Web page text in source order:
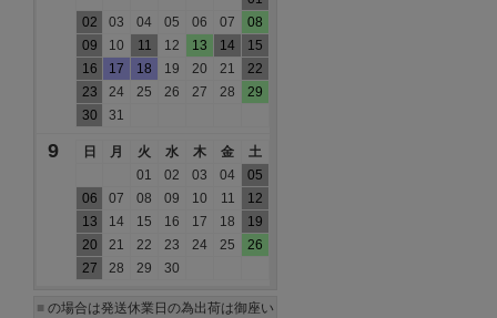
02
03 04 05 06 07
08
09
10 11 12 13 14
15
16
17 18 19 20 21
22
23
24 25 26 27 28
29
30
31
9 日 月 火 水 木 金
土
01
02 03 04
05
06
07 08 09 10 11
12
13
14 15 16 17 18
19
20
21 22 23 24 25
26
27
28 29 30
■ の場合は発送休業日の為出荷は御座い